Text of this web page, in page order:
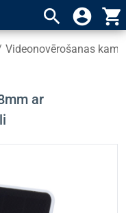
search account_circle shopping_cart
Videonovērošanas
ar